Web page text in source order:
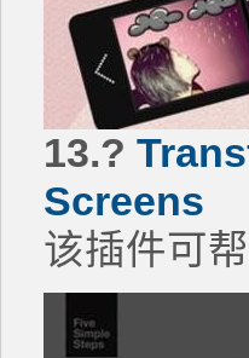
13.?
Screens
该插件可